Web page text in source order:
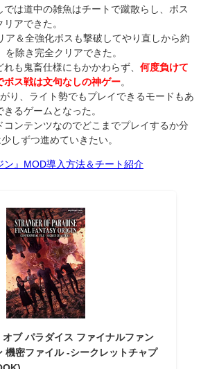
では道中の雑魚はチートで蹴散らし、ボス
アできた。
ア＆全強化ボスも撃破してやり直しから約
除き完全クリアできた。
も鬼畜仕様にもかかわらず、 何度負けて
ボス戦は文句なしの神ゲー
り、ライト勢でもプレイできるモードもあ
るゲームとなった。
コンテンツなのでどこまでプレイするか分
しずつ進めていきたい。
ン』MOD導入方法＆チート紹介
オブ パラダイス ファイナルファン
機密ファイル -シークレットチャプ